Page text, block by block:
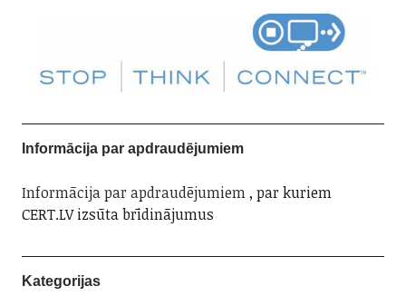
Informācija par apdraudējumiem
Informācija par apdraudējumiem, par kuriem
CERT.LV izsūta brīdinājumus
Kategorijas